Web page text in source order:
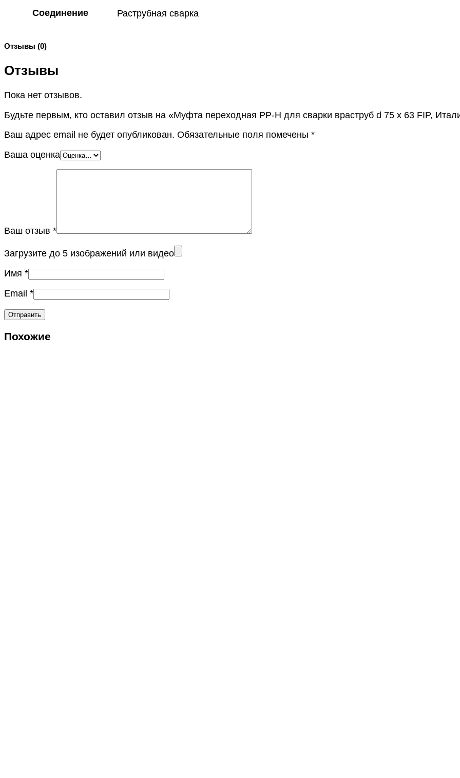
Соединение Раструбная сварка
Отзывы (0)
Отзывы
Пока нет отзывов.
Будьте первым, кто оставил отзыв на «Муфта переходная PP-H для сварки враструб d 75 х 63 FIP,
Ваш адрес email не будет опубликован. Обязательные поля помечены *
Ваша оценка
Ваш отзыв *
Загрузите до 5 изображений или видео
Имя *
Email *
Похожие